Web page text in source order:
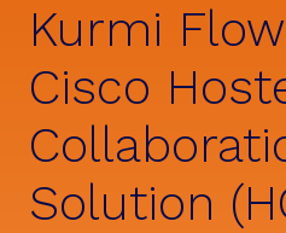
Kurmi
Cisco
Solution